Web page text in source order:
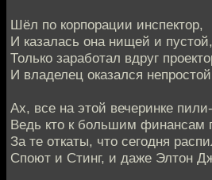
Шёл по корпорации инспектор,
И казалась она нищей и пустой,
Только заработал вдруг
И владелец оказался
Ах, все на этой вечеринке
Ведь кто к большим финансам
За те откаты, что сегодня
Споют и Стинг, и даже Элтон